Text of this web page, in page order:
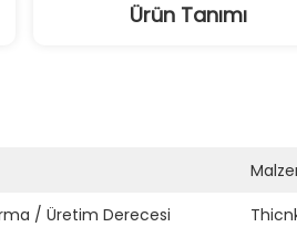
Ürün Tanımı
/ Üretim Derecesi